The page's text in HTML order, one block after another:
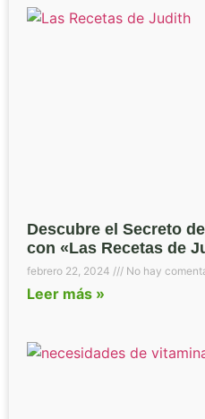
Descubre el Secreto
con «Las Recetas de
febrero 22, 2024 No hay
Leer más »